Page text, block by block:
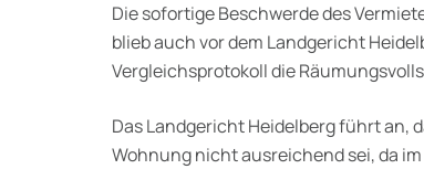
Die sofortige Beschwerde des
blieb auch vor dem Landgericht
Vergleichsprotokoll die
Das Landgericht Heidelberg führt an,
Wohnung nicht ausreichend sei, da